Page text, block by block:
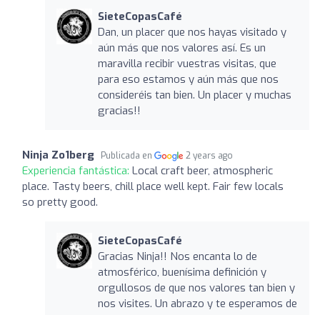
SieteCopasCafé
Dan, un placer que nos hayas visitado y
aún más que nos valores así. Es un
maravilla recibir vuestras visitas, que
para eso estamos y aún más que nos
consideréis tan bien. Un placer y muchas
gracias!!
Ninja Zo1berg Publicada en 2 years ago
Experiencia fantástica: Local craft beer, atmospheric
place. Tasty beers, chill place well kept. Fair few locals
so pretty good.
SieteCopasCafé
Gracias Ninja!! Nos encanta lo de
atmosférico, buenísima definición y
orgullosos de que nos valores tan bien y
nos visites. Un abrazo y te esperamos de